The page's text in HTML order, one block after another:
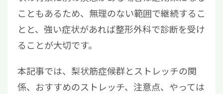
こともあるため、無理のない範囲で継続するこ
とと、強い症状があれば整形外科で診断を受け
ることが大切です。
本記事では、梨状筋症候群とストレッチの関
係、おすすめのストレッチ、注意点、やっては